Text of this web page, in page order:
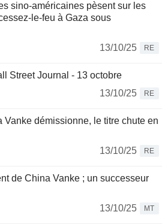
sino-américaines pèsent sur les
le-feu à Gaza sous
13/10/25
RE
Street Journal - 13 octobre
13/10/25
RE
Vanke démissionne, le titre chute en
13/10/25
RE
de China Vanke ; un successeur
13/10/25
MT